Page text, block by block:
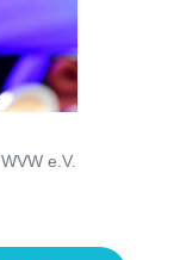
e.V.